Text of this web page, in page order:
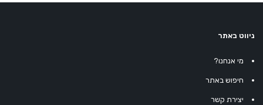
ניווט באתר
מי אנחנו?
חיפוש באתר
יצירת קשר